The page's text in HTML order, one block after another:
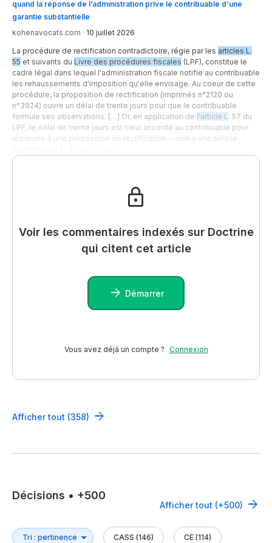
quand la réponse de l’administration prive le contribuable d’une
garantie substantielle
kohenavocats.com · 10 juillet 2026
La procédure de rectification contradictoire, régie par les articles L.
55 et suivants du Livre des procédures fiscales (LPF), constitue le
cadre légal dans lequel l'administration fiscale notifie au contribuable
les rehaussements d'imposition qu'elle envisage. Au coeur de cette
procédure, la proposition de rectification (imprimés n°2120 ou
n°3924) ouvre un délai de trente jours pour que le contribuable
formule ses observations. […] Or, en application de l'article L. 57 du
LPF, le délai de trente jours est celui accordé au contribuable pour
répondre à une proposition de rectification — non à une simple
Voir les commentaires indexés sur Doctrine
qui citent cet article
Démarrer
Vous avez déjà un compte ? Connexion
Afficher tout (358)
Décisions • +500
Afficher tout (+500)
CASS (146) CE (114)